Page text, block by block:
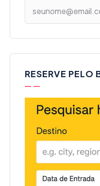
RESERVE